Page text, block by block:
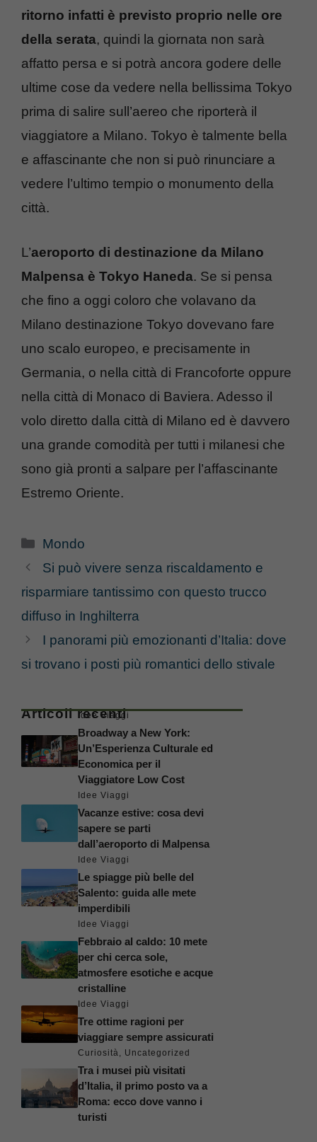
ritorno infatti è previsto proprio nelle ore
della serata, quindi la giornata non sarà
affatto persa e si potrà ancora godere delle
ultime cose da vedere nella bellissima Tokyo
prima di salire sull’aereo che riporterà il
viaggiatore a Milano. Tokyo è talmente bella
e affascinante che non si può rinunciare a
vedere l’ultimo tempio o monumento della
città.
L’aeroporto di destinazione da Milano
Malpensa è Tokyo Haneda. Se si pensa
che fino a oggi coloro che volavano da
Milano destinazione Tokyo dovevano fare
uno scalo europeo, e precisamente in
Germania, o nella città di Francoforte oppure
nella città di Monaco di Baviera. Adesso il
volo diretto dalla città di Milano ed è davvero
una grande comodità per tutti i milanesi che
sono già pronti a salpare per l’affascinante
Estremo Oriente.
Categorie
Mondo
Si può vivere senza riscaldamento e
risparmiare tantissimo con questo trucco
diffuso in Inghilterra
I panorami più emozionanti d’Italia: dove
si trovano i posti più romantici dello stivale
Articoli recenti
Idee Viaggi
Broadway a New York:
Un’Esperienza Culturale ed
Economica per il
Viaggiatore Low Cost
Idee Viaggi
Vacanze estive: cosa devi
sapere se parti
dall’aeroporto di Malpensa
Idee Viaggi
Le spiagge più belle del
Salento: guida alle mete
imperdibili
Idee Viaggi
Febbraio al caldo: 10 mete
per chi cerca sole,
atmosfere esotiche e acque
cristalline
Idee Viaggi
Tre ottime ragioni per
viaggiare sempre assicurati
Curiosità Uncategorized
Tra i musei più visitati
d’Italia, il primo posto va a
Roma: ecco dove vanno i
turisti